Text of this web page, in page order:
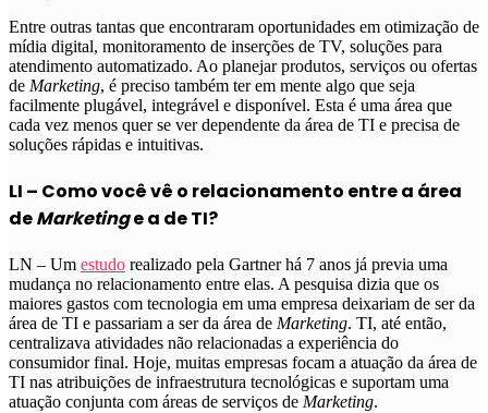
Entre outras tantas que encontraram oportunidades em otimização de
mídia digital, monitoramento de inserções de TV, soluções para
atendimento automatizado. Ao planejar produtos, serviços ou ofertas
de Marketing, é preciso também ter em mente algo que seja
facilmente plugável, integrável e disponível. Esta é uma área que
cada vez menos quer se ver dependente da área de TI e precisa de
soluções rápidas e intuitivas.
LI – Como você vê o relacionamento entre a área
deMarketinge a de TI?
LN – Um estudo realizado pela Gartner há 7 anos já previa uma
mudança no relacionamento entre elas. A pesquisa dizia que os
maiores gastos com tecnologia em uma empresa deixariam de ser da
área de TI e passariam a ser da área de Marketing. TI, até então,
centralizava atividades não relacionadas a experiência do
consumidor final. Hoje, muitas empresas focam a atuação da área de
TI nas atribuições de infraestrutura tecnológicas e suportam uma
atuação conjunta com áreas de serviços de Marketing.